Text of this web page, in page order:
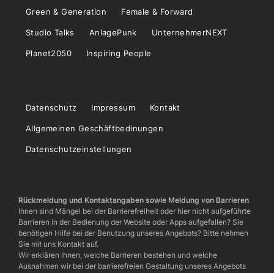
Green & Generation Female & Forward
Studio Talks AnlagePunk UnternehmerNEXT
Planet2050 Inspiring People
Datenschutz Impressum Kontakt
Allgemeinen Geschäftbedinungen
Datenschutzeinstellungen
Rückmeldung und Kontaktangaben sowie Meldung von Barrieren
Ihnen sind Mängel bei der Barrierefreiheit oder hier nicht aufgeführte
Barrieren in der Bedienung der Website oder Apps aufgefallen? Sie
benötigen Hilfe bei der Benutzung unseres Angebots? Bitte nehmen
Sie mit uns Kontakt auf.
Wir erklären Ihnen, welche Barrieren bestehen und welche
Ausnahmen wir bei der barrierefreien Gestaltung unseres Angebots